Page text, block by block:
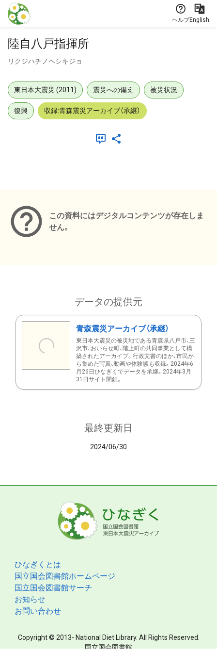
本文に飛ぶ
ヘルプEnglish
陸自八戸指揮所
リクジハチノヘシキジョ
東日本大震災 (2011) 震災への備え 被災状況
復興 収録:青森震災アーカイブ（承継）
この資料にはデジタルコンテンツが存在しま
せん。
データの提供元
青森震災アーカイブ（承継）
東日本大震災の被災地である青森県八戸市、三
沢市、おいらせ町、階上町の共同事業として構
築されたアーカイブ。行政文書のほか、市民か
ら集めた写真、動画や体験談も収録。2024年6
月26日ひなぎくでデータを承継。2024年3月
31日サイト閉鎖。
最終更新日
2024/06/30
ひなぎくとは
国立国会図書館ホームページ
国立国会図書館サーチ
お知らせ
お問い合わせ
Copyright © 2013- National Diet Library. All Rights Reserved.